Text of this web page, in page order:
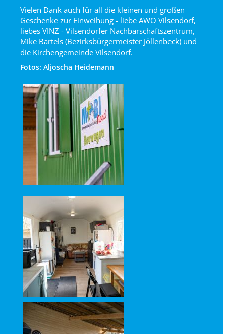
Vielen Dank auch für all die kleinen und großen
Geschenke zur Einweihung - liebe AWO Vilsendorf,
liebes VINZ - Vilsendorfer Nachbarschaftszentrum,
Mike Bartels (Bezirksbürgermeister Jöllenbeck) und
die Kirchengemeinde Vilsendorf.
Fotos: Aljoscha Heidemann